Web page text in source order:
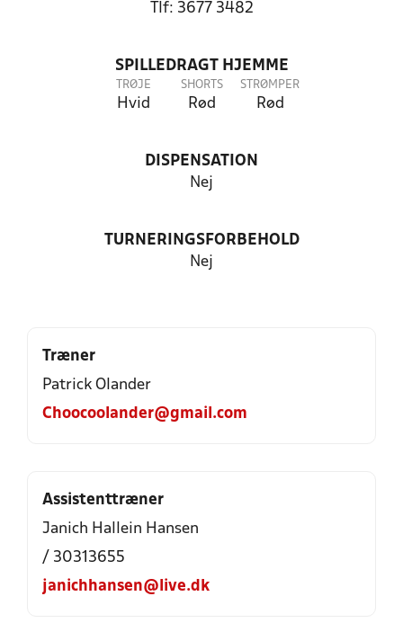
Tlf: 3677 3482
SPILLEDRAGT HJEMME
TRØJE
Hvid
SHORTS
Rød
STRØMPER
Rød
DISPENSATION
Nej
TURNERINGSFORBEHOLD
Nej
Træner
Patrick Olander
Choocoolander@gmail.com
Assistenttræner
Janich Hallein Hansen
/ 30313655
janichhansen@live.dk